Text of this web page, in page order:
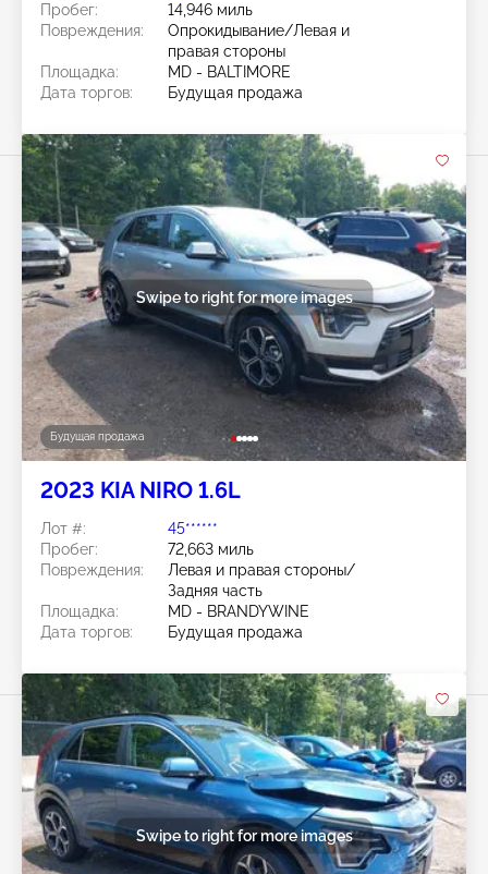
Пробег:
14,946 миль
Повреждения:
Опрокидывание/Левая и
правая стороны
Площадка:
MD - BALTIMORE
Дата торгов:
Будущая продажа
Будущая продажа
Swipe to right for more images
2023 KIA NIRO 1.6L
Лот #:
45******
Пробег:
72,663 миль
Повреждения:
Левая и правая стороны/
Задняя часть
Площадка:
MD - BRANDYWINE
Дата торгов:
Будущая продажа
Swipe to right for more images